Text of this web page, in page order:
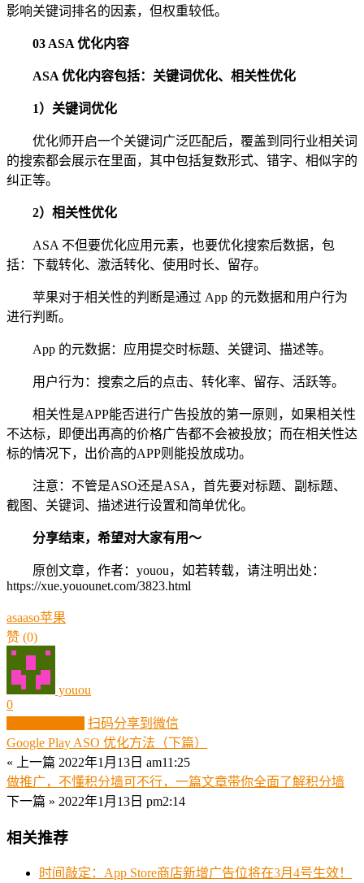
影响关键词排名的因素，但权重较低。
03 ASA 优化内容
ASA 优化内容包括：关键词优化、相关性优化
1）关键词优化
优化师开启一个关键词广泛匹配后，覆盖到同行业相关词
的搜索都会展示在里面，其中包括复数形式、错字、相似字的
纠正等。
2）相关性优化
ASA 不但要优化应用元素，也要优化搜索后数据，包
括：下载转化、激活转化、使用时长、留存。
苹果对于相关性的判断是通过 App 的元数据和用户行为
进行判断。
App 的元数据：应用提交时标题、关键词、描述等。
用户行为：搜索之后的点击、转化率、留存、活跃等。
相关性是APP能否进行广告投放的第一原则，如果相关性
不达标，即便出再高的价格广告都不会被投放；而在相关性达
标的情况下，出价高的APP则能投放成功。
注意：不管是ASO还是ASA，首先要对标题、副标题、
截图、关键词、描述进行设置和简单优化。
分享结束，希望对大家有用～
原创文章，作者：youou，如若转载，请注明出处：
https://xue.youounet.com/3823.html
asaaso苹果
赞 (0)
youou
0
扫码分享到微信
Google Play ASO 优化方法（下篇）
« 上一篇 2022年1月13日 am11:25
做推广，不懂积分墙可不行，一篇文章带你全面了解积分墙
下一篇 » 2022年1月13日 pm2:14
相关推荐
时间敲定：App Store商店新增广告位将在3月4号生效！